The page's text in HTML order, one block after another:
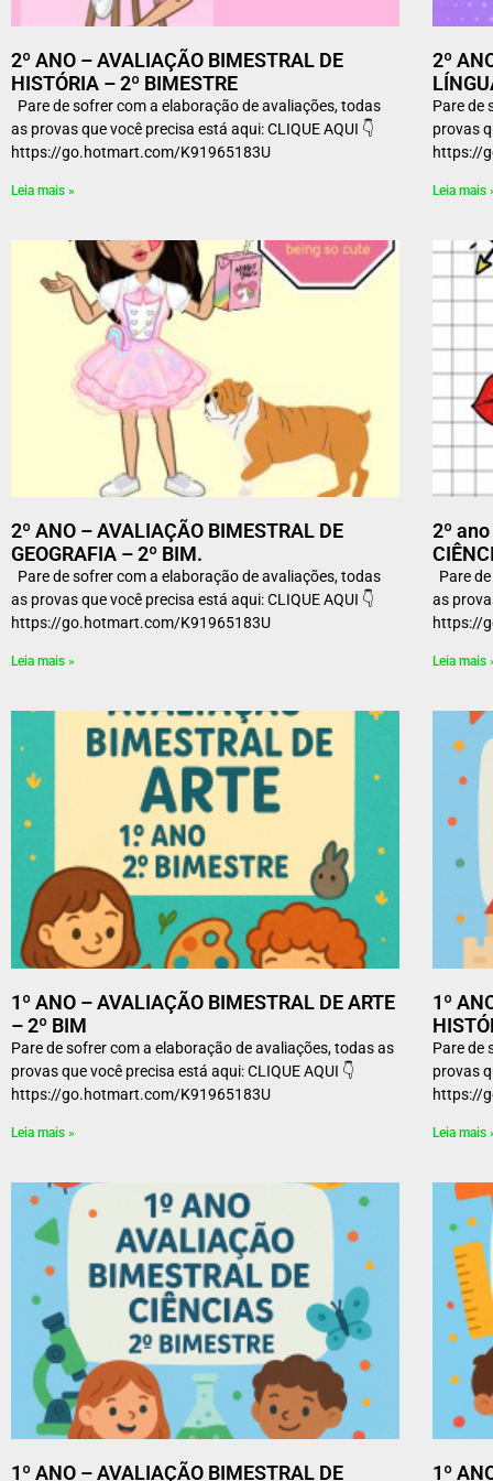
2º ANO – AVALIAÇÃO BIMESTRAL DE
HISTÓRIA – 2º BIMESTRE
Pare de sofrer com a elaboração de avaliações, todas
as provas que você precisa está aqui: CLIQUE AQUI 👇
https://go.hotmart.com/K91965183U
Leia mais »
2º
Pare de
provas
https://
Leia mais
2º ANO – AVALIAÇÃO BIMESTRAL DE
GEOGRAFIA – 2º BIM.
Pare de sofrer com a elaboração de avaliações, todas
as provas que você precisa está aqui: CLIQUE AQUI 👇
https://go.hotmart.com/K91965183U
Leia mais »
2º
Pare
as
https://
Leia mais
1º ANO – AVALIAÇÃO BIMESTRAL DE ARTE
– 2º BIM
Pare de sofrer com a elaboração de avaliações, todas as
provas que você precisa está aqui: CLIQUE AQUI 👇
https://go.hotmart.com/K91965183U
Leia mais »
1º
Pare de
provas
https://
Leia mais
1º ANO – AVALIAÇÃO BIMESTRAL DE 1º